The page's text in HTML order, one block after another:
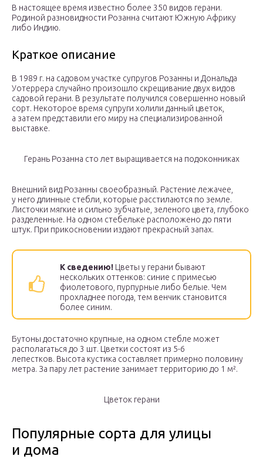
В настоящее время известно более 350 видов герани.
Родиной разновидности Розанна считают Южную Африку
либо Индию.
Краткое описание
В 1989 г. на садовом участке супругов Розанны и Дональда
Уотеррера случайно произошло скрещивание двух видов
садовой герани. В результате получился совершенно новый
сорт. Некоторое время супруги холили данный цветок,
а затем представили его миру на специализированной
выставке.
Герань Розанна сто лет выращивается на подоконниках
Внешний вид Розанны своеобразный. Растение лежачее,
у него длинные стебли, которые расстилаются по земле.
Листочки мягкие и сильно зубчатые, зеленого цвета, глубоко
разделенные. На одном стебельке расположено до пяти
штук. При прикосновении издают прекрасный запах.
К сведению! Цветы у герани бывают
нескольких оттенков: синие с примесью
фиолетового, пурпурные либо белые. Чем
прохладнее погода, тем венчик становится
более синим.
Бутоны достаточно крупные, на одном стебле может
располагаться до 3 шт. Цветки состоят из 5-6
лепестков. Высота кустика составляет примерно половину
метра. За пару лет растение занимает территорию до 1 м².
Цветок герани
Популярные сорта для улицы
и дома